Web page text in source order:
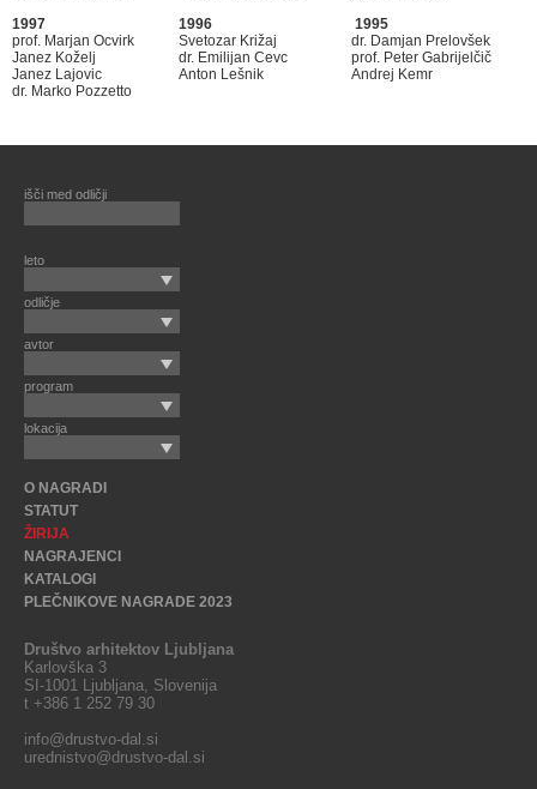
1997
prof. Marjan Ocvirk
Janez Koželj
Janez Lajovic
dr. Marko Pozzetto
1996
Svetozar Križaj
dr. Emilijan Cevc
Anton Lešnik
1995
dr. Damjan Prelovšek
prof. Peter Gabrijelčič
Andrej Kemr
išči med odličji
leto
odličje
avtor
program
lokacija
O NAGRADI
STATUT
ŽIRIJA
NAGRAJENCI
KATALOGI
PLEČNIKOVE NAGRADE 2023
Društvo arhitektov Ljubljana
Karlovška 3
SI-1001 Ljubljana, Slovenija
t +386 1 252 79 30
info@drustvo-dal.si
urednistvo@drustvo-dal.si